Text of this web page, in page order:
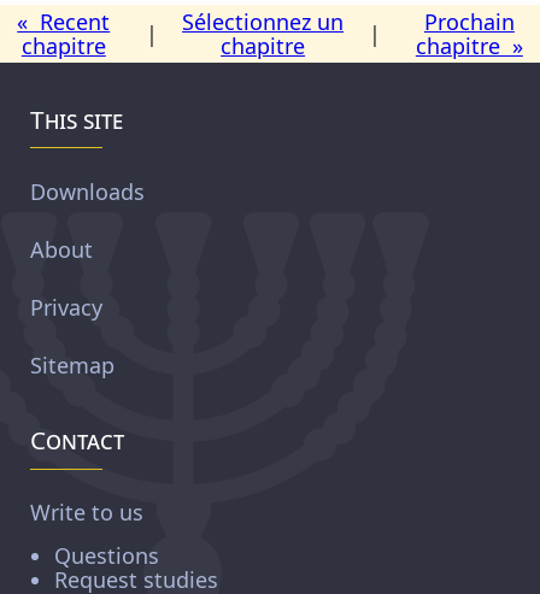
« Recent
chapitre
|
Sélectionnez un
chapitre
|
Prochain
chapitre »
This site
Downloads
About
Privacy
Sitemap
Contact
Write to us
Questions
Request studies